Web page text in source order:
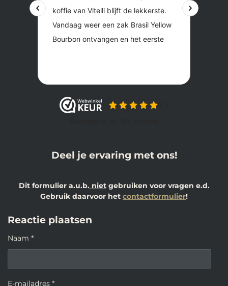
Deel je ervaring met ons!
Dit formulier a.u.b.nietgebruiken voor vragen e.d.
Gebruik daarvoor het contactformulier!
Reactie plaatsen
Naam *
E-mailadres *